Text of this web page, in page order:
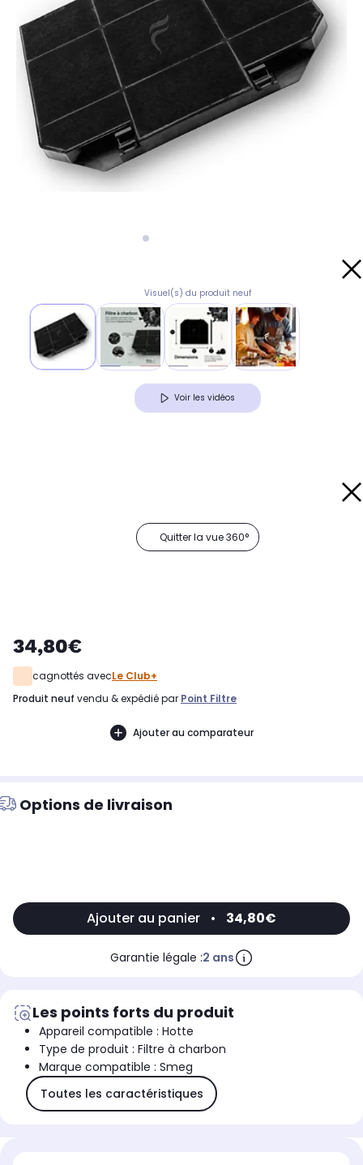
Visuel(s) du produit neuf
Voir les vidéos
Quitter la vue 360°
34,80€
cagnottés avecLe Club+
produit neuf vendu & expédié par Point Filtre
Ajouter au comparateur
Options de livraison
Ajouter au panier • 34,80€
Garantie légale :2 ans
Les points forts du produit
Appareil compatible : Hotte
Type de produit : Filtre à charbon
Marque compatible : Smeg
Toutes les caractéristiques